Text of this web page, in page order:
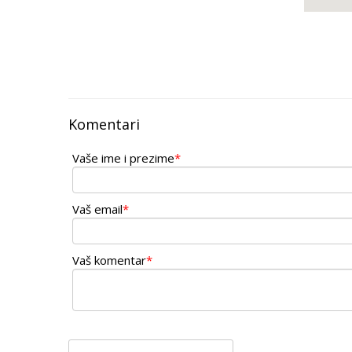
Komentari
Vaše ime i prezime*
Vaš email*
Vaš komentar*